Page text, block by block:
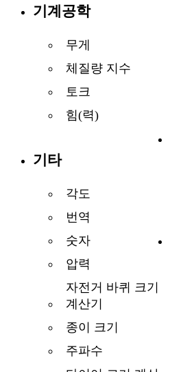
기계공학
무게
체질량 지수
토크
힘(력)
기타
각도
번역
숫자
압력
자전거 바퀴 크기
계산기
종이 크기
주파수